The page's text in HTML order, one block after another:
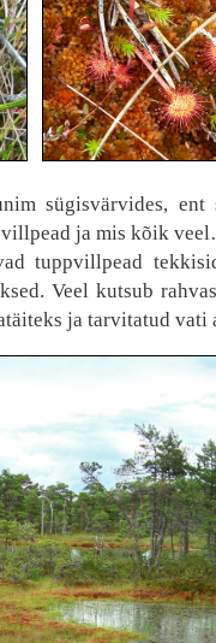
sügisvärvides,
ja mis kõik
tuppvillpead
Veel kutsub
ja tarvitatud vati